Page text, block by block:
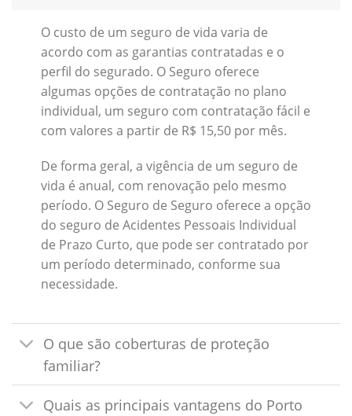
O custo de um seguro de vida varia de
acordo com as garantias contratadas e o
perfil do segurado. O Seguro oferece
algumas opções de contratação no plano
individual, um seguro com contratação fácil e
com valores a partir de R$ 15,50 por mês.
De forma geral, a vigência de um seguro de
vida é anual, com renovação pelo mesmo
período. O Seguro de Seguro oferece a opção
do seguro de Acidentes Pessoais Individual
de Prazo Curto, que pode ser contratado por
um período determinado, conforme sua
necessidade.
O que são coberturas de proteção
familiar?
Quais as principais vantagens do Porto